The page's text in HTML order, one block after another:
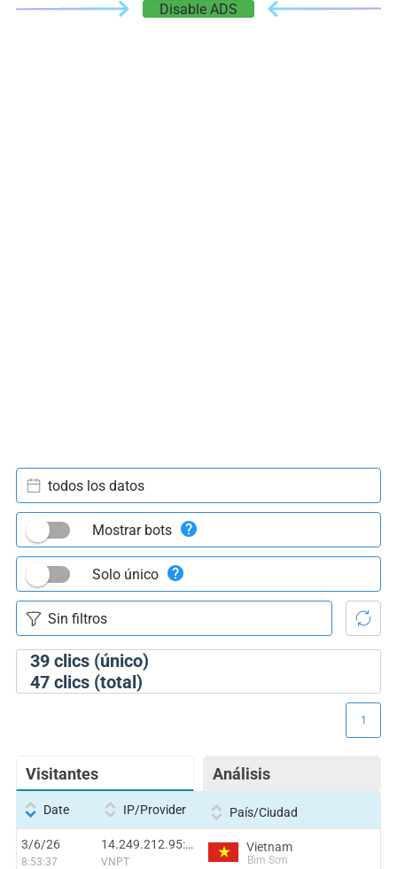
Disable ADS
39clics (único)
47clics (total)
todos los datos
Mostrar bots
Solo único
Visitantes Análisis
1
Date IP/Provider País/Ciudad
3/6/26
8:53:37
14.249.212.95:47005
VNPT
Vietnam
Bỉm Sơn